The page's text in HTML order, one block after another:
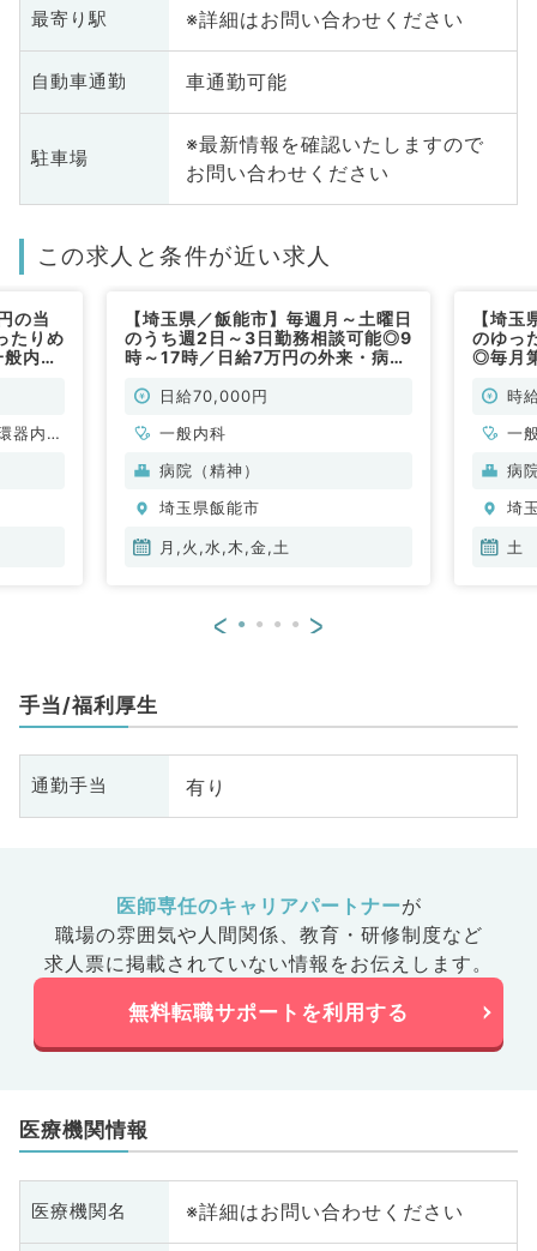
最寄り駅 ※詳細はお問い合わせください
自動車通勤 車通勤可能
駐車場
※最新情報を確認いたしますので
お問い合わせください
この求人と条件が近い求人
の当
たりめ
内科
器内
【埼玉県／飯能市】毎週月～土曜日
のうち週2日～3日勤務相談可能◎9
時～17時／日給7万円の外来・病棟
カー通勤可～（一般内科、内科系全
日給70,000円
一般内科
病院（精神）
埼玉県飯能市
月,火,水,木,金,土
【埼
のゆっ
◎毎月
万円時
一
科
病
埼
土
< >
手当/福利厚生
通勤手当 有り
医師専任のキャリアパートナーが
職場の雰囲気や人間関係、 教育・研修制度など
求人票に掲載されていない情報をお伝えします。
無料転職サポートを利用する
医療機関情報
医療機関名 ※詳細はお問い合わせください